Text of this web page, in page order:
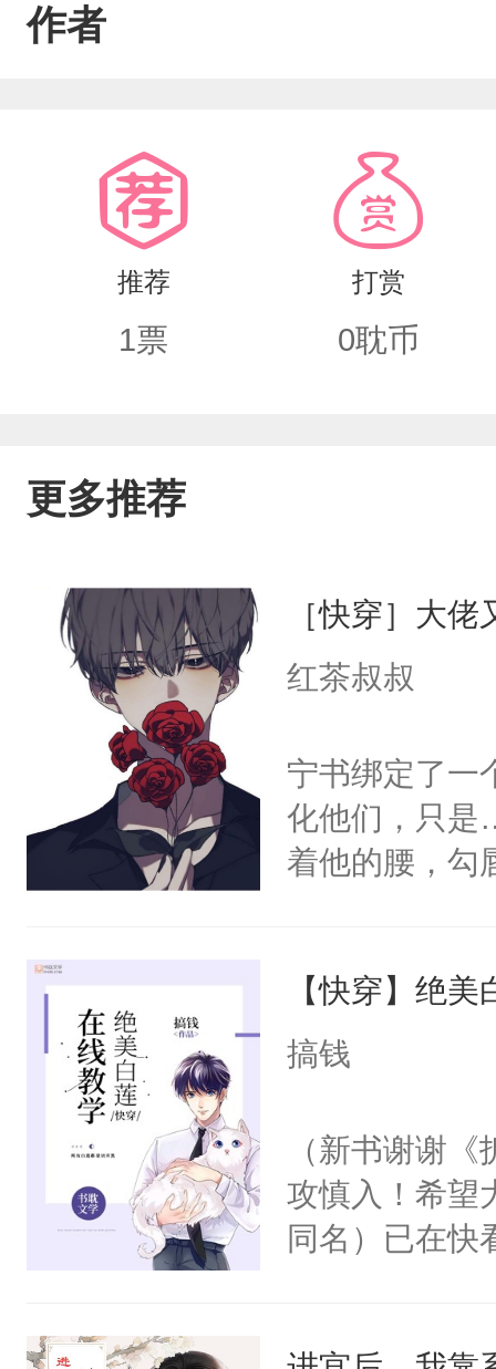
单麻辣烫，再来灭你全族。”许乾：“？
作者
推荐
1票
打赏
0耽币
更多推荐
［快穿］大
红茶叔叔
宁书绑定了一
化他们，只是
着他的腰，勾
来，给老公
用力——为你
【快穿】绝
搞钱
（新书谢谢
攻慎入！希望
同名）已在快